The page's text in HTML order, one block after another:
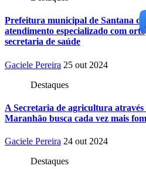
Prefeitura municipal de Santana
atendimento especializado com
secretaria de saúde
Gaciele Pereira 25 out 2024
Destaques
A Secretaria de agricultura
Maranhão busca cada vez mais
Gaciele Pereira 24 out 2024
Destaques